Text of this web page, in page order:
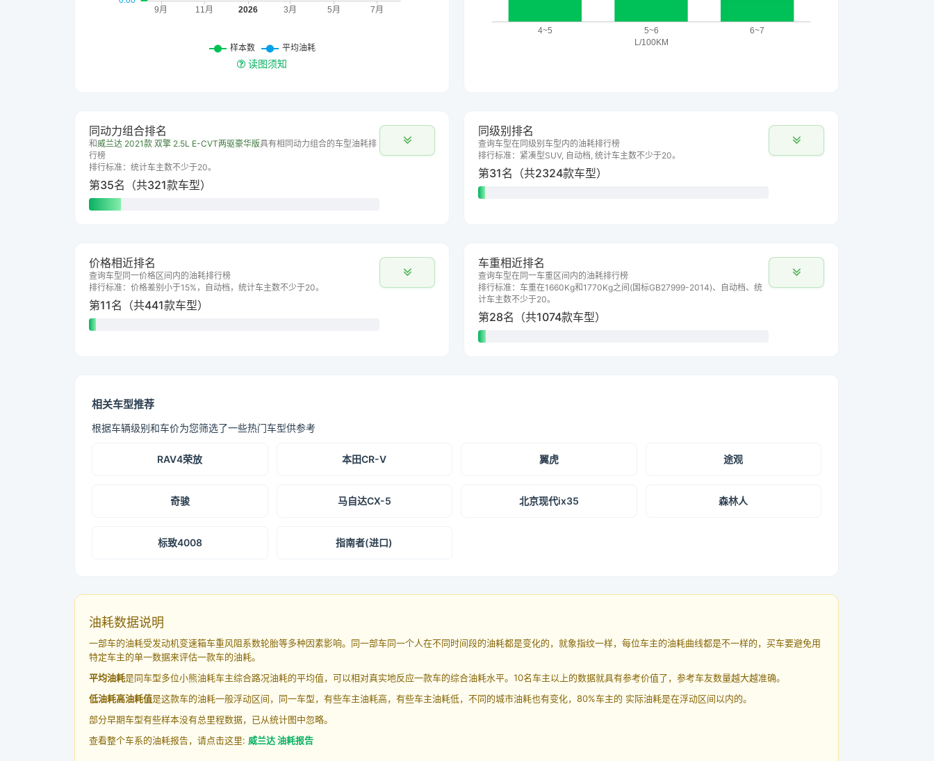
读图须知
同动力组合排名
和威兰达 2021款 双擎 2.5L E-CVT两驱豪华版具有相同动力组合的车型油耗排
行榜
排行标准：统计车主数不少于20。
第35名（共321款车型）
同级别排名
查询车型在同级别车型内的油耗排行榜
排行标准：紧凑型SUV, 自动档, 统计车主数不少于20。
第31名（共2324款车型）
价格相近排名
查询车型同一价格区间内的油耗排行榜
排行标准：价格差别小于15%，自动档，统计车主数不少于20。
第11名（共441款车型）
车重相近排名
查询车型在同一车重区间内的油耗排行榜
排行标准：车重在1660Kg和1770Kg之间(国标GB27999-2014)、自动档、统
计车主数不少于20。
第28名（共1074款车型）
相关车型推荐
根据车辆级别和车价为您筛选了一些热门车型供参考
RAV4荣放 本田CR-V 翼虎 途观
奇骏 马自达CX-5 北京现代ix35 森林人
标致4008 指南者(进口)
油耗数据说明
一部车的油耗受发动机变速箱车重风阻系数轮胎等多种因素影响。同一部车同一个人在不同时间段的油耗都是变化的，就象指纹一样，每位车主的油耗曲线都是不一样的，买车要避免用
特定车主的单一数据来评估一款车的油耗。
平均油耗是同车型多位小熊油耗车主综合路况油耗的平均值，可以相对真实地反应一款车的综合油耗水平。10名车主以上的数据就具有参考价值了，参考车友数量越大越准确。
低油耗高油耗值是这款车的油耗一般浮动区间，同一车型，有些车主油耗高，有些车主油耗低，不同的城市油耗也有变化，80%车主的 实际油耗是在浮动区间以内的。
部分早期车型有些样本没有总里程数据，已从统计图中忽略。
查看整个车系的油耗报告，请点击这里: 威兰达 油耗报告